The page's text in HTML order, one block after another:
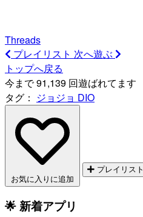
Threads
プレイリスト 次へ遊ぶ
トップへ戻る
今まで 91,139 回遊ばれてます
タグ： ジョジョ DIO
お気に入りに追加
プレイリスト
🌟 新着アプリ